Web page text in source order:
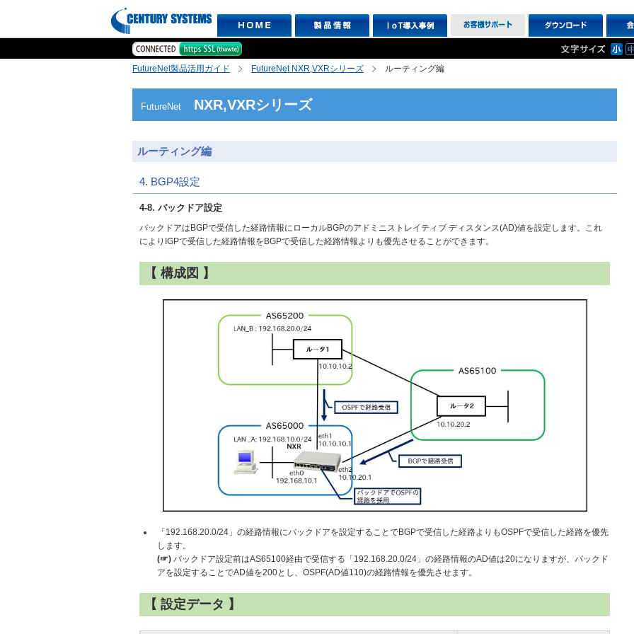
FutureNet製品活用ガイド FutureNet NXR,VXRシリーズ ルーティング編
FutureNet NXR,VXRシリーズ
ルーティング編
4. BGP4設定
4-8. バックドア設定
バックドアはBGPで受信した経路情報にローカルBGPのアドミニストレイティブ ディスタンス(AD)値を設定します。これ
によりIGPで受信した経路情報をBGPで受信した経路情報よりも優先させることができます。
【 構成図 】
「192.168.20.0/24」の経路情報にバックドアを設定することでBGPで受信した経路よりもOSPFで受信した経路を優先
します。
(☞) バックドア設定前はAS65100経由で受信する「192.168.20.0/24」の経路情報のAD値は20になりますが、バックド
アを設定することでAD値を200とし、OSPF(AD値110)の経路情報を優先させます。
【 設定データ 】